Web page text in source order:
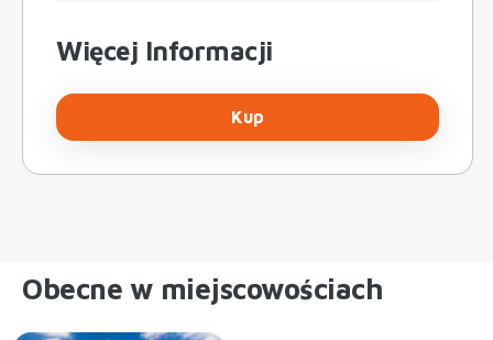
Więcej Informacji
Kup
Obecne w miejscowościach